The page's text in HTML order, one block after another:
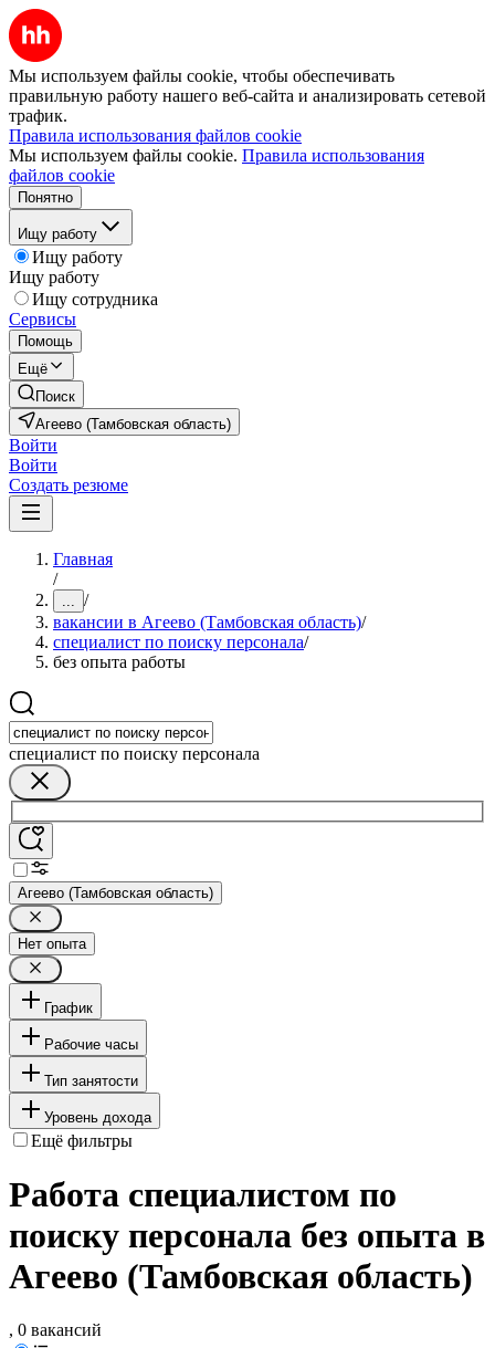
Мы используем файлы cookie, чтобы обеспечивать
правильную работу нашего веб-сайта и анализировать сетевой
трафик.
Правила использования файлов cookie
Мы используем файлы cookie. Правила использования
файлов cookie
Понятно
Ищу работу
Ищу работу
Ищу работу
Ищу сотрудника
Сервисы
Помощь
Ещё
Поиск
Агеево (Тамбовская область)
Войти
Войти
Создать резюме
Главная
/
... /
вакансии в Агеево (Тамбовская область)/
специалист по поиску персонала/
без опыта работы
специалист по поиску персонала
Агеево (Тамбовская область)
Нет опыта
График
Рабочие часы
Тип занятости
Уровень дохода
Ещё фильтры
Работа специалистом по
поиску персонала без опыта в
Агеево (Тамбовская область)
, 0 вакансий